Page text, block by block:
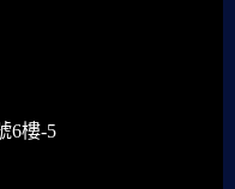
6樓-5